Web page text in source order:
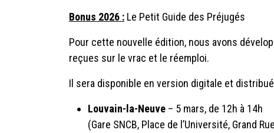
Bonus 2026 : Le Petit Guide des Préjugés
Pour cette nouvelle édition, nous avons
reçues sur le vrac et le réemploi.
Il sera disponible en version digitale et
Louvain-la-Neuve – 5 mars, de 12h à 14h
(Gare SNCB, Place de l’Université, Grand